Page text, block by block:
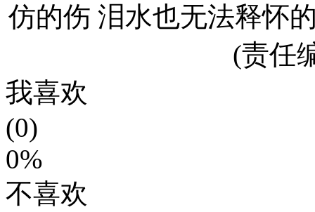
仿的伤 泪水也无法释怀
(责任
我喜欢
(0)
0%
不喜欢